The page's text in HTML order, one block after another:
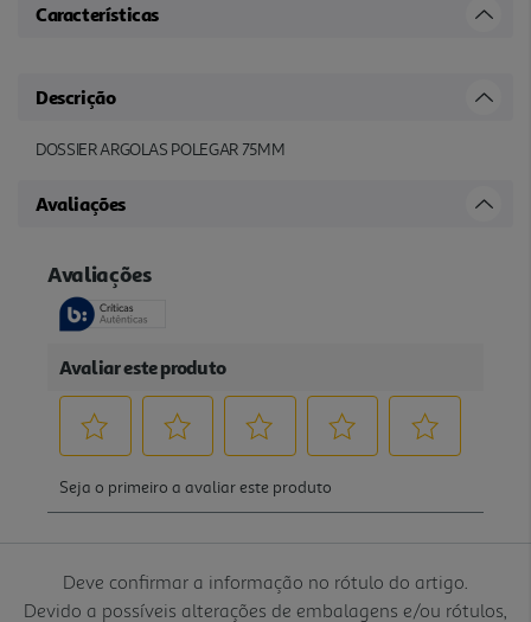
Características
Descrição
DOSSIER ARGOLAS POLEGAR 75MM
Avaliações
Deve confirmar a informação no rótulo do artigo.
Devido a possíveis alterações de embalagens e/ou rótulos,